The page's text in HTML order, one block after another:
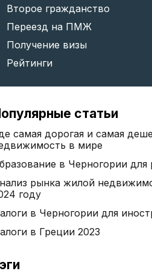
Второе гражданство
Переезд на ПМЖ
Получение визы
Рейтинги
статьи
самая дорогая и самая
в мире
в Черногории для
рынка жилой
году
в Черногории для
в Греции 2023